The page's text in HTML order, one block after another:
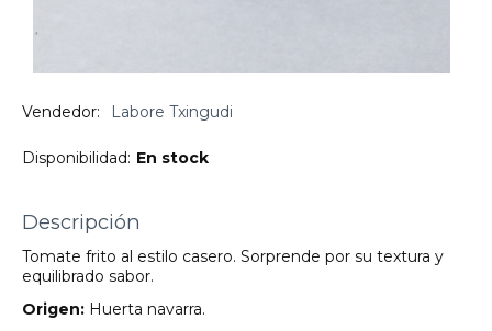
Vendedor: Labore Txingudi
Disponibilidad: En stock
Descripción
Tomate frito al estilo casero. Sorprende por su textura y
equilibrado sabor.
Origen: Huerta navarra.